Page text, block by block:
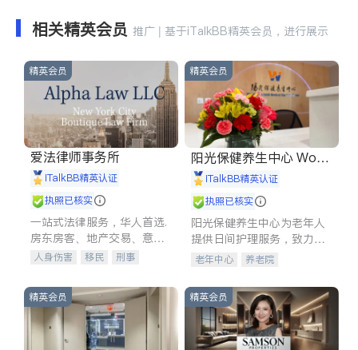
相关精英会员 推广 | 基于iTalkBB精英会员，进行展示
精英会员
爱法律师事务所
iTalkBB精英认证
执照已核实
一站式法律服务，华人首选.
房东房客、地产交易、意外
伤害、车祸重伤、商业诉
建筑合同、刑事案件全包办
人身伤害 移民
刑事
信托/遗嘱
商业
商标注册
索赔
律师-其它
精英会员
阳光保健养生中心 World
shine
iTalkBB精英认证
执照已核实
阳光保健养生中心为老年人
提供日间护理服务，致力于
通过持续的护理创新来有效
老年中心 养老院
精英会员 精英会员